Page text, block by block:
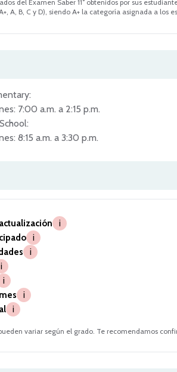
del Examen Saber 11° obtenidos por sus
A, B, C y D), siendo A+ la categoría asignada a los
7:00 a.m. a 2:15 p.m.
8:15 a.m. a 3:30 p.m.
i
i
i
i
i
i
i
variar según el grado. Te recomendamos